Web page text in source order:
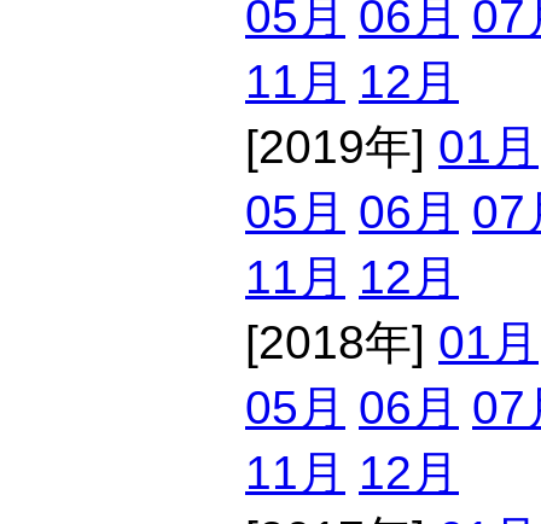
05月 06月 07
11月 12月
[2019年] 01月
05月 06月 07
11月 12月
[2018年] 01月
05月 06月 07
11月 12月